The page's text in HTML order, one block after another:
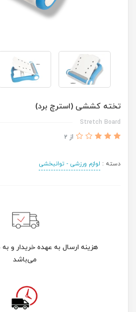
تخته کششی (استرچ برد)
Stretch Board
از 2
دسته : لوازم ورزشی - توانبخشی
هزینه ارسال به عهده خریدار و
می‌باشد